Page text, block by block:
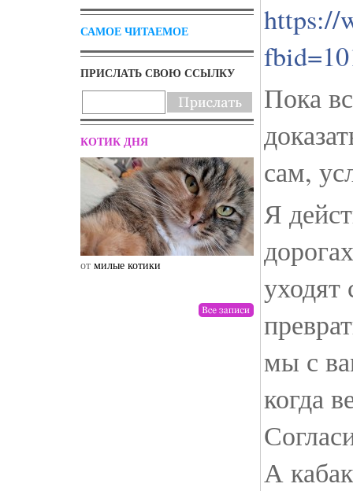
САМОЕ ЧИТАЕМОЕ
ПРИСЛАТЬ СВОЮ ССЫЛКУ
КОТИК ДНЯ
от милые котики от drunktwi
https://
Пока
сам,
Я
уходят
мы с
когда
А